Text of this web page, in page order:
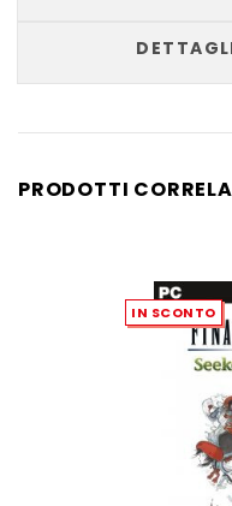
PRODOTTI
IN SCONTO